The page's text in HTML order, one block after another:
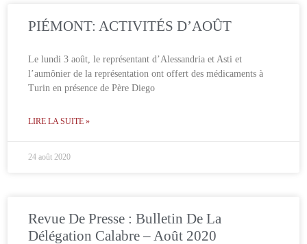
PIÉMONT: ACTIVITÉS D’AOÛT
Le lundi 3 août, le représentant d’Alessandria et Asti et
l’aumônier de la représentation ont offert des médicaments à
Turin en présence de Père Diego
LIRE LA SUITE »
24 août 2020
Revue De Presse : Bulletin De La
Délégation Calabre – Août 2020